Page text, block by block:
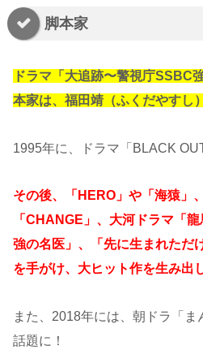
脚本家
ドラマ「大追跡〜警視庁SSBC
本家は、福田靖（ふくだやすし
1995年に、ドラマ「BLACK
その後、「HERO」や「海猿」
「CHANGE」、大河ドラマ「
強の名医」、「先に生まれただ
を手がけ、大ヒット作を生み出
また、2018年には、朝ドラ「ま
話題に！